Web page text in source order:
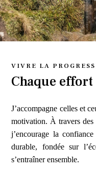
VIVRE LA
Chaque
J’accompagne celles et
motivation. À travers des
j’encourage la
durable, fondée sur
s’entraîner ensemble.